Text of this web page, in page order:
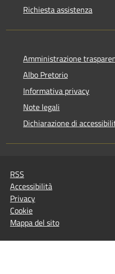
Richiesta assistenza
Amministrazione
Albo Pretorio
Informativa privacy
Note legali
Dichiarazione di
RSS
Accessibilità
Privacy
Cookie
Mappa del sito